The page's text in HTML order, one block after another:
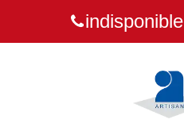
indisponible